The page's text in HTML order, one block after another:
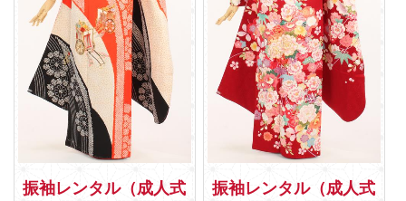
振袖レンタル（成人式
振袖レンタル（成人式